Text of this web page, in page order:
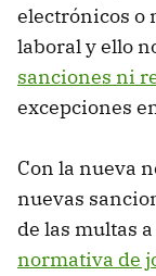
electrónicos o
laboral y ello
sanciones ni
excepciones
Con la nueva
nuevas
de las multas
normativa de